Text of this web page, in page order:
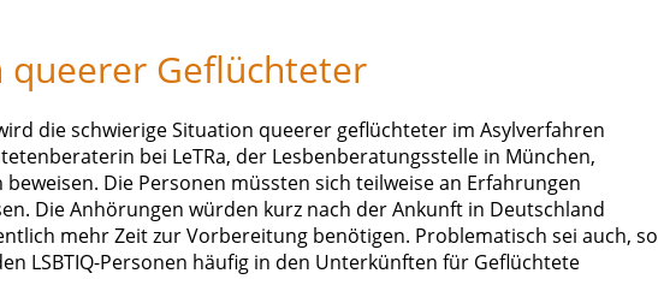
queerer Geflüchteter
die schwierige Situation queerer geflüchteter im Asylverfahren
bei LeTRa, der Lesbenberatungsstelle in München,
Die Personen müssten sich teilweise an Erfahrungen
Die Anhörungen würden kurz nach der Ankunft in Deutschland
mehr Zeit zur Vorbereitung benötigen. Problematisch sei auch, so
LSBTIQ-Personen häufig in den Unterkünften für Geflüchtete